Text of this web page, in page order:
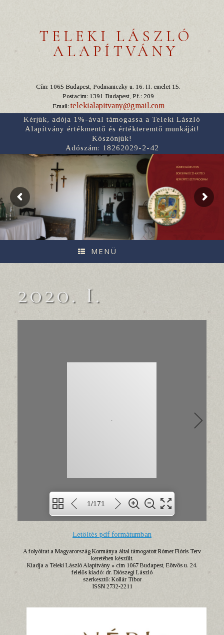
TELEKI LÁSZLÓ
ALAPÍTVÁNY
Cím: 1065 Budapest, Podmaniczky u. 16. II. emelet 15.
Postacím: 1391 Budapest, Pf.: 209
Email:telekialapitvany@gmail.com
Kérjük, adója 1%-ával támogassa a Teleki László
Alapítvány értékmentő és értékteremtő munkáját!
Köszönjük!
Adószám: 18262029-2-42
RÓMER FLÓRIS TERV
BORSI RÁKÓCZI-KASTÉLY
NÉPI ÉPÍTÉSZETI PROGRAM
MENÜ
2020. I.
1/171
Letöltés pdf formátumban
A folyóirat a Magyarország Kormánya által támogatott Rómer Flóris Terv
keretében készült.
Kiadja a Teleki László Alapítvány » cím 1067 Budapest, Eötvös u. 24.
felelős kiadó: dr. Diószegi László
szerkesztő: Kollár Tibor
ISSN 2732-2211